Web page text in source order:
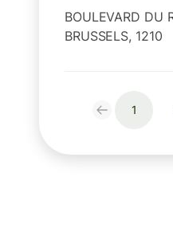
BOULEVARD DU
BRUSSELS, 1210
1